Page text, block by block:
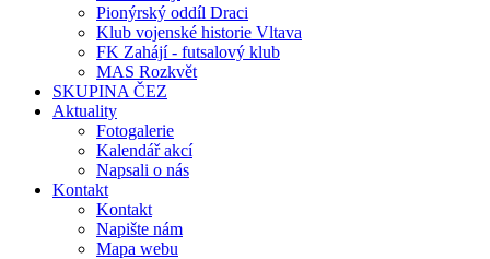
Pionýrský oddíl Draci
Klub vojenské historie Vltava
FK Zahájí - futsalový klub
MAS Rozkvět
SKUPINA ČEZ
Aktuality
Fotogalerie
Kalendář akcí
Napsali o nás
Kontakt
Kontakt
Napište nám
Mapa webu